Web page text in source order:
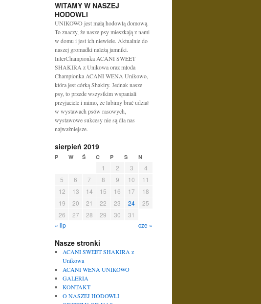
WITAMY W NASZEJ
HODOWLI
UNIKOWO jest małą hodowlą domową.
To znaczy, że nasze psy mieszkają z nami
w domu i jest ich niewiele. Aktualnie do
naszej gromadki należą jamniki.
InterChampionka ACANI SWEET
SHAKIRA z Unikowa oraz młoda
Championka ACANI WENA Unikowo,
która jest córką Shakiry. Jednak nasze
psy, to przede wszystkim wspaniali
przyjaciele i mimo, że lubimy brać udział
w wystawach psów rasowych,
wystawowe sukcesy nie są dla nas
najważniejsze.
sierpień 2019
P W Ś C P S N
1 2 3
4
5
6 7 8 9 10
11
12
13 14 15 16 17
18
19
20 21 22 23 24
25
26
27 28 29 30
31
« lip
cze »
Nasze stronki
ACANI SWEET SHAKIRA z
Unikowa
ACANI WENA UNIKOWO
GALERIA
KONTAKT
O NASZEJ HODOWLI